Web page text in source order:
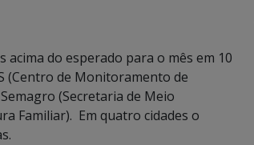
acima do esperado para o mês em 10
(Centro de Monitoramento de
(Secretaria de Meio
Familiar). Em quatro cidades o